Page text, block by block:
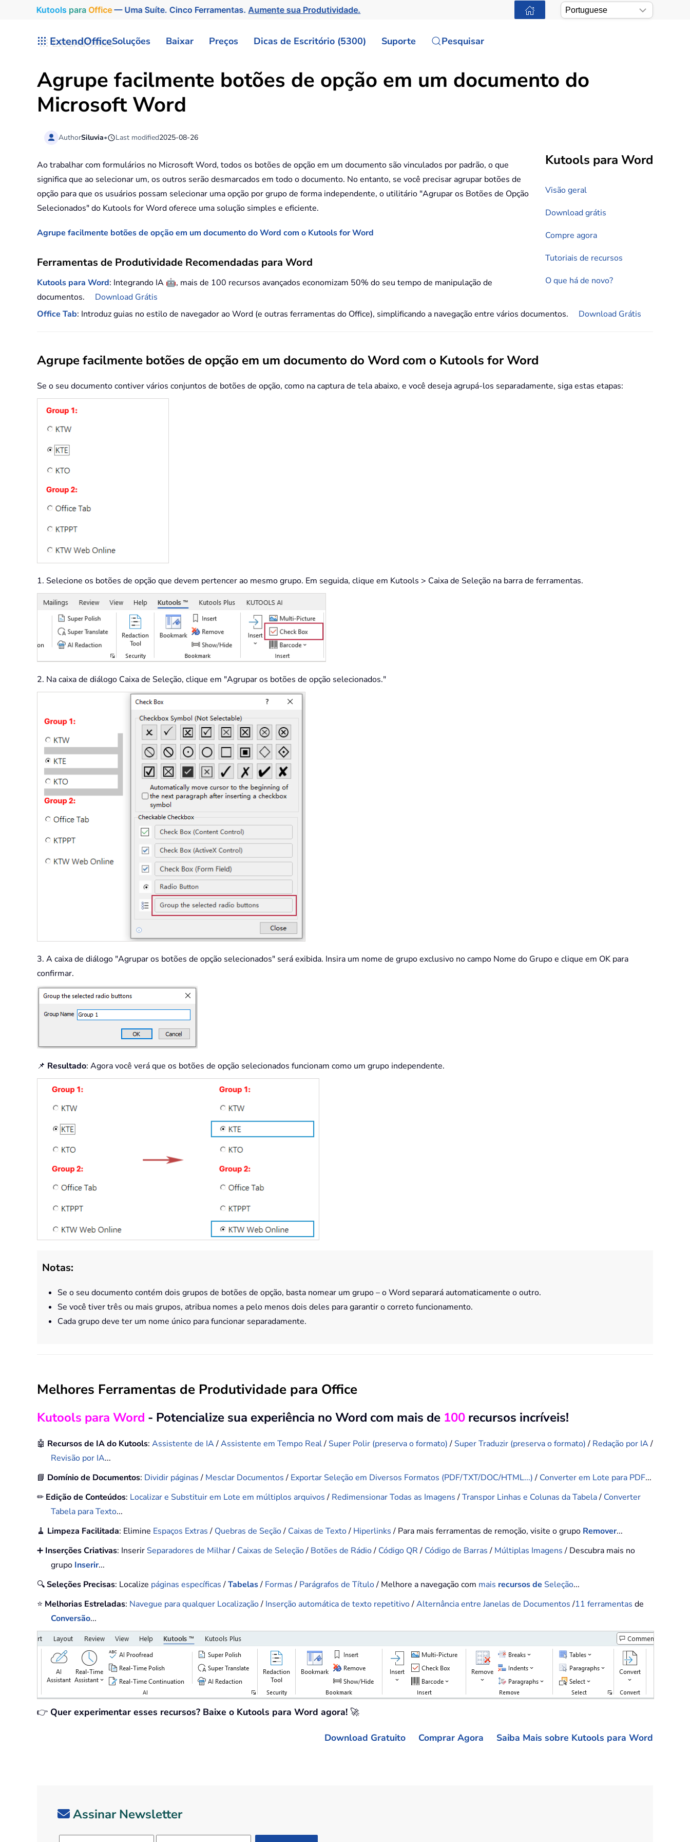
Kutools para Office— Uma Suíte. Cinco Ferramentas.Aumente sua Produtividade.
ExtendOfficeSoluções Baixar Preços Dicas de Escritório (5300) Suporte Pesquisar
Agrupe facilmente botões de opção em um documento do
Microsoft Word
AuthorSiluvia• Last modified2025-08-26
Kutools para Word
Visão geral
Download grátis
Compre agora
Tutoriais de recursos
O que há de novo?
Ao trabalhar com formulários no Microsoft Word, todos os botões de opção em um documento são vinculados por padrão, o que
significa que ao selecionar um, os outros serão desmarcados em todo o documento. No entanto, se você precisar agrupar botões de
opção para que os usuários possam selecionar uma opção por grupo de forma independente, o utilitário "Agrupar os Botões de Opção
Selecionados" do Kutools for Word oferece uma solução simples e eficiente.
Agrupe facilmente botões de opção em um documento do Word com o Kutools for Word
Ferramentas de Produtividade Recomendadas para Word
Kutools para Word: Integrando IA 🤖, mais de 100 recursos avançados economizam 50% do seu tempo de manipulação de
documentos.
Download Grátis
Office Tab: Introduz guias no estilo de navegador ao Word (e outras ferramentas do Office), simplificando a navegação entre vários documentos. Download Grátis
Agrupe facilmente botões de opção em um documento do Word com o Kutools for Word
Se o seu documento contiver vários conjuntos de botões de opção, como na captura de tela abaixo, e você deseja agrupá-los separadamente, siga estas etapas:
1. Selecione os botões de opção que devem pertencer ao mesmo grupo. Em seguida, clique em Kutools > Caixa de Seleção na barra de ferramentas.
2. Na caixa de diálogo Caixa de Seleção, clique em "Agrupar os botões de opção selecionados."
3. A caixa de diálogo "Agrupar os botões de opção selecionados" será exibida. Insira um nome de grupo exclusivo no campo Nome do Grupo e clique em OK para
confirmar.
📌 Resultado: Agora você verá que os botões de opção selecionados funcionam como um grupo independente.
Notas:
Se o seu documento contém dois grupos de botões de opção, basta nomear um grupo – o Word separará automaticamente o outro.
Se você tiver três ou mais grupos, atribua nomes a pelo menos dois deles para garantir o correto funcionamento.
Cada grupo deve ter um nome único para funcionar separadamente.
Melhores Ferramentas de Produtividade para Office
Kutools para Word - Potencialize sua experiência no Word com mais de 100 recursos incríveis!
🤖 Recursos de IA do Kutools: Assistente de IA/Assistente em Tempo Real/ Super Polir (preserva o formato)/ Super Traduzir (preserva o formato)/ Redação por IA/
Revisão por IA...
📘 Domínio de Documentos: Dividir páginas/ Mesclar Documentos/ Exportar Seleção em Diversos Formatos (PDF/TXT/DOC/HTML...)/ Converter em Lote para PDF...
✏ Edição de Conteúdos: Localizar e Substituir em Lote em múltiplos arquivos/ Redimensionar Todas as Imagens/Transpor Linhas e Colunas da Tabela/ Converter
Tabela para Texto...
🧹 Limpeza Facilitada: Elimine Espaços Extras/ Quebras de Seção/ Caixas de Texto/ Hiperlinks/ Para mais ferramentas de remoção, visite o grupo Remover...
➕ Inserções Criativas: Inserir Separadores de Milhar/ Caixas de Seleção/ Botões de Rádio/ Código QR/ Código de Barras/ Múltiplas Imagens/ Descubra mais no
grupo Inserir...
🔍Seleções Precisas: Localize páginas específicas/Tabelas/ Formas/ Parágrafos de Título/ Melhore a navegação com mais recursos de Seleção...
⭐ Melhorias Estreladas: Navegue para qualquer Localização/ Inserção automática de texto repetitivo/Alternância entre Janelas de Documentos/11 ferramentas de
Conversão...
👉 Quer experimentar esses recursos? Baixe o Kutools para Word agora! 🚀
Download Gratuito Comprar Agora Saiba Mais sobre Kutools para Word
Assinar Newsletter